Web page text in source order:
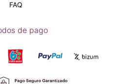
FAQ
de pago